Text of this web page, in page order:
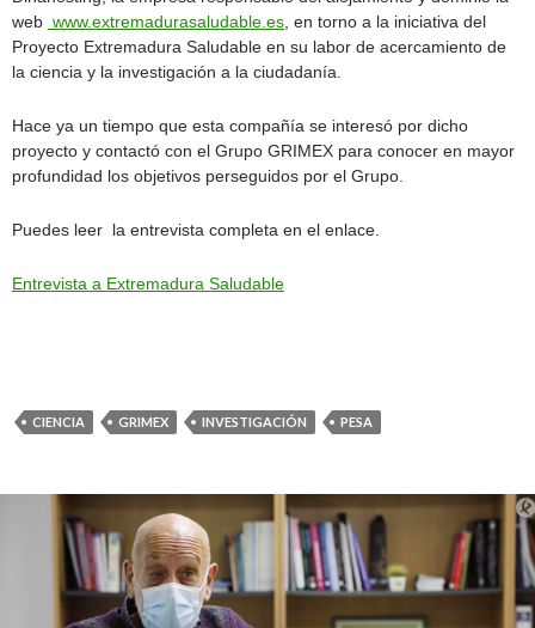
web www.extremadurasaludable.es , en torno a la iniciativa del
Proyecto Extremadura Saludable en su labor de acercamiento de
la ciencia y la investigación a la ciudadanía.
Hace ya un tiempo que esta compañía se interesó por dicho
proyecto y contactó con el Grupo GRIMEX para conocer en mayor
profundidad los objetivos perseguidos por el Grupo.
Puedes leer la entrevista completa en el enlace.
Entrevista a Extremadura Saludable
CIENCIA GRIMEX INVESTIGACIÓN PESA